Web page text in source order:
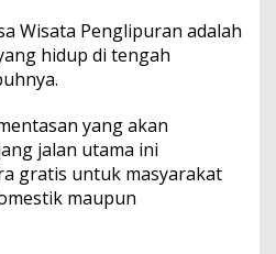
Wisata Penglipuran adalah
hidup di tengah
yang akan
jalan utama ini
gratis untuk masyarakat
maupun